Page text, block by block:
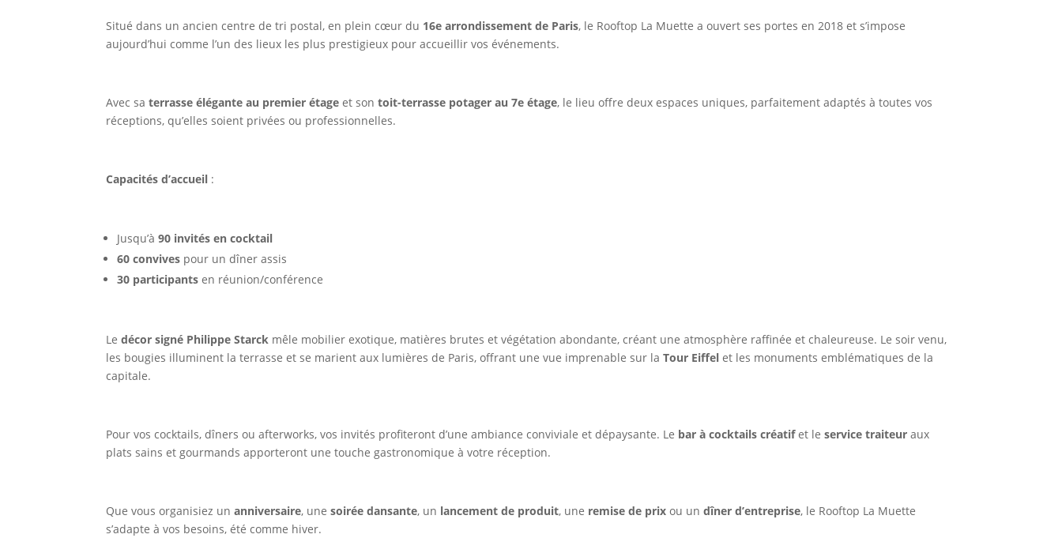
Situé dans un ancien centre de tri postal, en plein cœur du 16e arrondissement de Paris, le Rooftop La Muette a ouvert ses portes en 2018 et s’impose
aujourd’hui comme l’un des lieux les plus prestigieux pour accueillir vos événements.
Avec saterrasse élégante au premier étage et sontoit-terrasse potager au 7e étage, le lieu offre deux espaces uniques, parfaitement adaptés à toutes vos
réceptions, qu’elles soient privées ou professionnelles.
Capacités d’accueil :
Jusqu’à90 invités en cocktail
60 convives pour un dîner assis
30 participants en réunion/conférence
Ledécor signé Philippe Starck mêle mobilier exotique, matières brutes et végétation abondante, créant une atmosphère raffinée et chaleureuse. Le soir venu,
les bougies illuminent la terrasse et se marient aux lumières de Paris, offrant une vue imprenable sur laTour Eiffel et les monuments emblématiques de la
capitale.
Pour vos cocktails, dîners ou afterworks, vos invités profiteront d’une ambiance conviviale et dépaysante. Le bar à cocktails créatifet leservice traiteur aux
plats sains et gourmands apporteront une touche gastronomique à votre réception.
Que vous organisiez unanniversaire, unesoirée dansante, un lancement de produit, une remise de prix ou undîner d’entreprise, le Rooftop La Muette
s’adapte à vos besoins, été comme hiver.